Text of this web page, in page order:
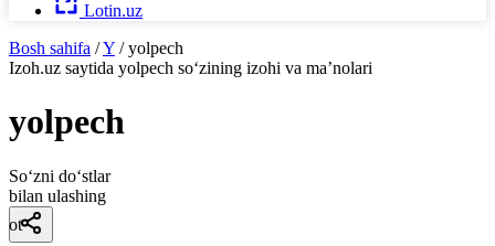
Lotin.uz
Bosh sahifa /Y / yolpech
Izoh.uz saytida yolpech so‘zining izohi va ma’nolari
yolpech
So‘zni do‘stlar
bilan ulashing
ot